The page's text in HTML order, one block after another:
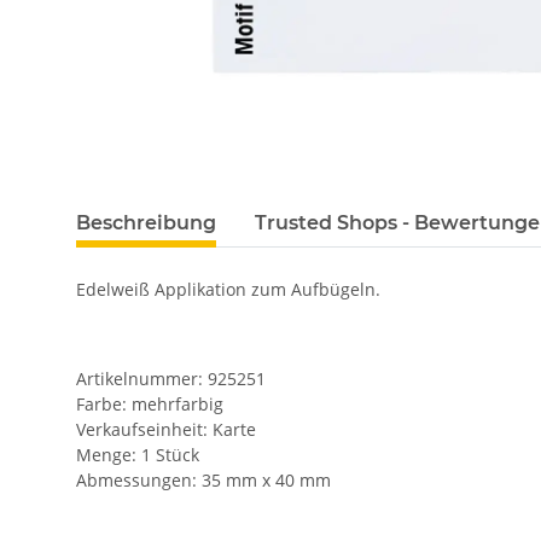
Beschreibung Trusted Shops -
Edelweiß Applikation zum Aufbügeln.
Artikelnummer: 925251
Farbe: mehrfarbig
Verkaufseinheit: Karte
Menge: 1 Stück
Abmessungen: 35 mm x 40 mm